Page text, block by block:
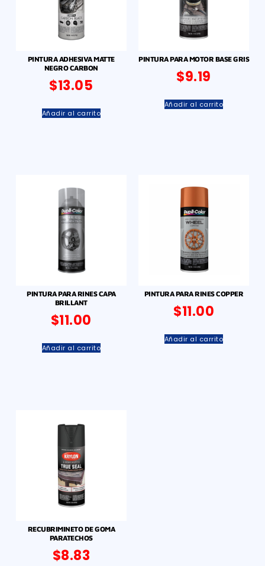
PINTURA ADHESIVA MATTE
NEGRO CARBON
$13.05
Añadir al carrito
PINTURA PARA MOTOR BASE GRIS
$9.19
Añadir al carrito
PINTURA PARA RINES CAPA
BRILLANT
$11.00
Añadir al carrito
PINTURA PARA RINES COPPER
$11.00
Añadir al carrito
RECUBRIMINETO DE GOMA
PARATECHOS
$8.83